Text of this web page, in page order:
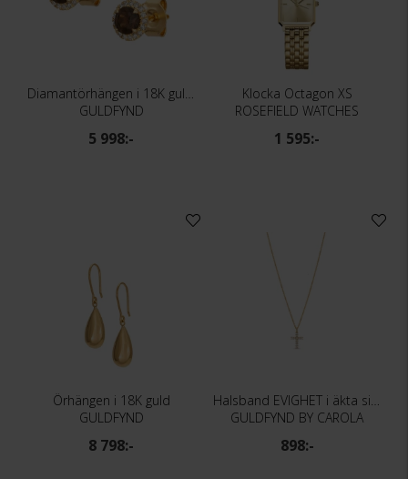
Diamantörhängen i 18K guld med rökkvarts
GULDFYND
5 998:-
Klocka Octagon XS
ROSEFIELD WATCHES
1 595:-
Örhängen i 18K guld
GULDFYND
8 798:-
GULDFYND BY CAROLA
898:-